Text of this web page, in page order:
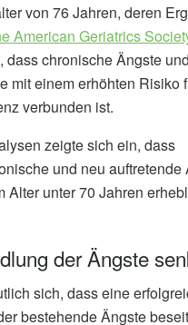
von 76 Jahren, deren
American Geriatrics
dass chronische Ängste
mit einem erhöhten Risiko
verbunden ist.
zeigte sich ein, dass
und neu auftretende
Alter unter 70 Jahren
der Ängste
sich, dass eine
bestehende Ängste